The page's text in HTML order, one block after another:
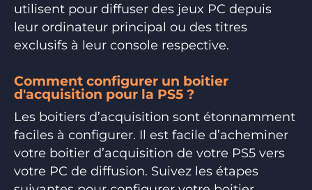
utilisent pour diffuser des jeux PC depuis
leur ordinateur principal ou des titres
exclusifs à leur console respective.
Comment configurer un boitier
d'acquisition pour la PS5 ?
Les boitiers d’acquisition sont étonnamment
faciles à configurer. Il est facile d’acheminer
votre boitier d’acquisition de votre PS5 vers
votre PC de diffusion. Suivez les étapes